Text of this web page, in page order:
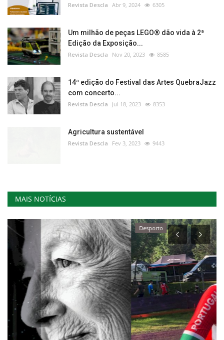
Revista Descla Abr 9, 2024 6305
Um milhão de peças LEGO® dão vida à 2ª
Edição da Exposição...
Revista Descla Nov 20, 2023 8585
14ª edição do Festival das Artes QuebraJazz
com concerto...
Revista Descla Jul 18, 2023 8353
Agricultura sustentável
Revista Descla Fev 3, 2023 9443
MAIS NOTÍCIAS
Desporto